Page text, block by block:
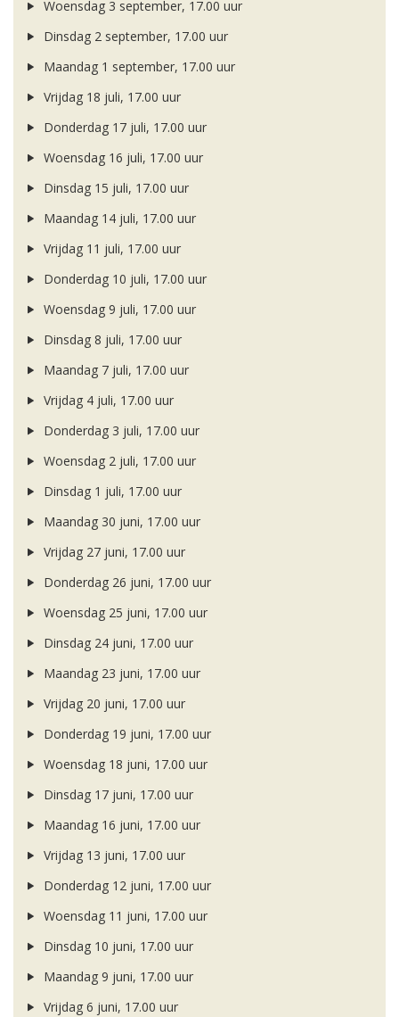
Woensdag 3 september, 17.00 uur
Dinsdag 2 september, 17.00 uur
Maandag 1 september, 17.00 uur
Vrijdag 18 juli, 17.00 uur
Donderdag 17 juli, 17.00 uur
Woensdag 16 juli, 17.00 uur
Dinsdag 15 juli, 17.00 uur
Maandag 14 juli, 17.00 uur
Vrijdag 11 juli, 17.00 uur
Donderdag 10 juli, 17.00 uur
Woensdag 9 juli, 17.00 uur
Dinsdag 8 juli, 17.00 uur
Maandag 7 juli, 17.00 uur
Vrijdag 4 juli, 17.00 uur
Donderdag 3 juli, 17.00 uur
Woensdag 2 juli, 17.00 uur
Dinsdag 1 juli, 17.00 uur
Maandag 30 juni, 17.00 uur
Vrijdag 27 juni, 17.00 uur
Donderdag 26 juni, 17.00 uur
Woensdag 25 juni, 17.00 uur
Dinsdag 24 juni, 17.00 uur
Maandag 23 juni, 17.00 uur
Vrijdag 20 juni, 17.00 uur
Donderdag 19 juni, 17.00 uur
Woensdag 18 juni, 17.00 uur
Dinsdag 17 juni, 17.00 uur
Maandag 16 juni, 17.00 uur
Vrijdag 13 juni, 17.00 uur
Donderdag 12 juni, 17.00 uur
Woensdag 11 juni, 17.00 uur
Dinsdag 10 juni, 17.00 uur
Maandag 9 juni, 17.00 uur
Vrijdag 6 juni, 17.00 uur